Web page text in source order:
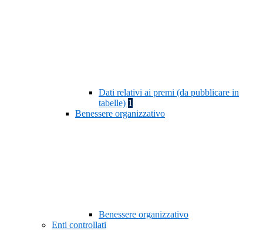
Dati relativi ai premi (da pubblicare in
tabelle) 1
Benessere organizzativo
Benessere organizzativo
Enti controllati